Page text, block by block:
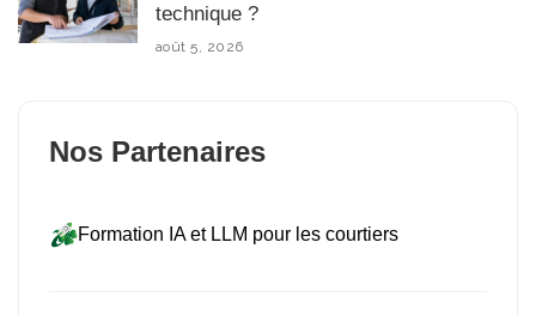
technique ?
août 5, 2026
Nos Partenaires
Formation IA et LLM pour les courtiers